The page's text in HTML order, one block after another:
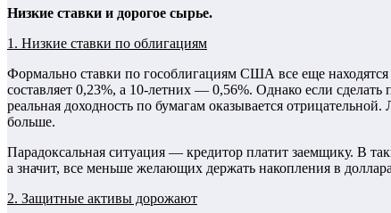
Низкие ставки и дорогое сырье.
1. Низкие ставки по облигациям
Формально ставки по гособлигациям США все еще
составляет 0,23%, а 10-летних — 0,56%. Однако если
реальная доходность по бумагам оказывается
больше.
Парадоксальная ситуация — кредитор платит заемщику. В
а значит, все меньше желающих держать накопления в
2. Защитные активы дорожают